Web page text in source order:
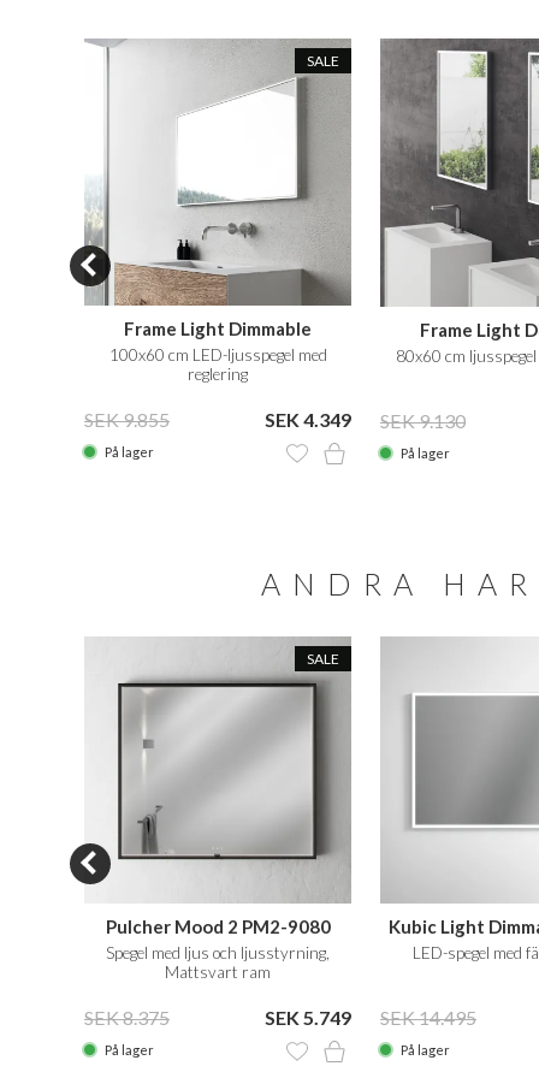
SALE
Frame Light Dimmable
100x60 cm LED-ljusspegel med
reglering
SEK 9.855 SEK 4.349
På lager
Frame Light
80x60 cm
SEK 9.130
På lager
ANDRA
SALE
Pulcher Mood 2 PM2-9080
Spegel med ljus och ljusstyrning,
Mattsvart ram
SEK 8.375 SEK 5.749
På lager
Kubic Light
LED-spegel med
SEK 14.495
På lager